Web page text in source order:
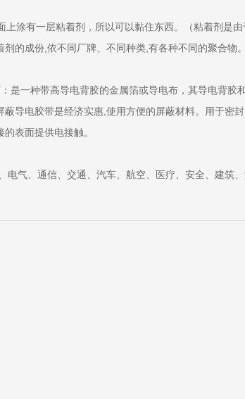
涂有一层粘着剂，所以可以黏住东西。（粘着剂是
的成份,依不同厂牌、不同种类,有各种不同的聚合物。
是一种带高导电背胶的金属箔或导电布，其导电背
蔽导电胶带是经济实惠,使用方便的屏蔽材料。用于密
表面提供电接触。
电气、通信、交通、汽车、航空、医疗、安全、建筑